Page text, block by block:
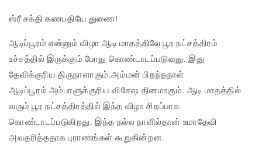
ஸ்ரீ சக்தி கணபதியே துணை!
ஆடிப்பூரம் என்னும் விழா ஆடி மாதத்திலே பூர நட்சத்திரம்
உச்சத்தில் இருக்கும் போது கொண்டாடப்படுவது. இது
தேவிக்குரிய திருநாளாகும்.அம்மன் பிறந்தநாள்
ஆடிப்பூரம் அம்பாளுக்குரிய விசேஷ தினமாகும். ஆடி மாதத்தில்
வரும் பூர நட்சத்திரத்தில் இந்த விழா சிறப்பாக
கொண்டாடப்படுகிறது. இந்த நல்ல நாளில்தான் உமாதேவி
அவதரித்ததாக புராணங்கள் கூறுகின்றன.